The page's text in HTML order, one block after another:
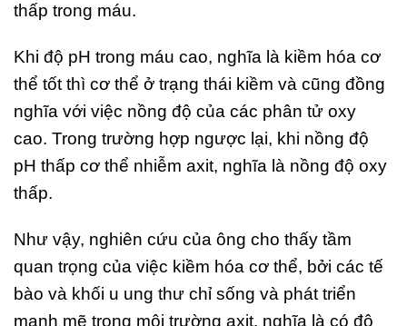
thấp trong máu.
Khi độ pH trong máu cao, nghĩa là kiềm hóa cơ
thể tốt thì cơ thể ở trạng thái kiềm và cũng đồng
nghĩa với việc nồng độ của các phân tử oxy
cao. Trong trường hợp ngược lại, khi nồng độ
pH thấp cơ thể nhiễm axit, nghĩa là nồng độ oxy
thấp.
Như vậy, nghiên cứu của ông cho thấy tầm
quan trọng của việc kiềm hóa cơ thể, bởi các tế
bào và khối u ung thư chỉ sống và phát triển
mạnh mẽ trong môi trường axit, nghĩa là có độ